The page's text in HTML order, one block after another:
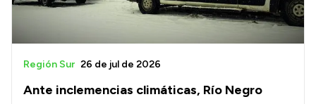
Ante inclemencias climáticas, Río Negro
Región Sur 26 de jul de 2026